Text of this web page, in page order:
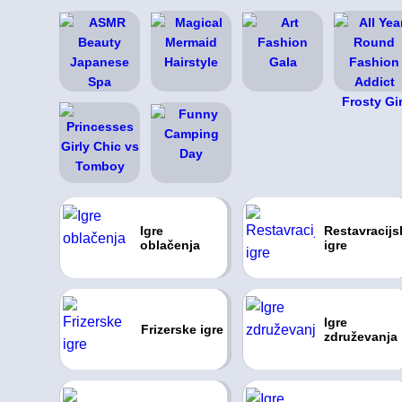
Igre
oblačenja
igre
Frizerske igre
Igre
združevanja